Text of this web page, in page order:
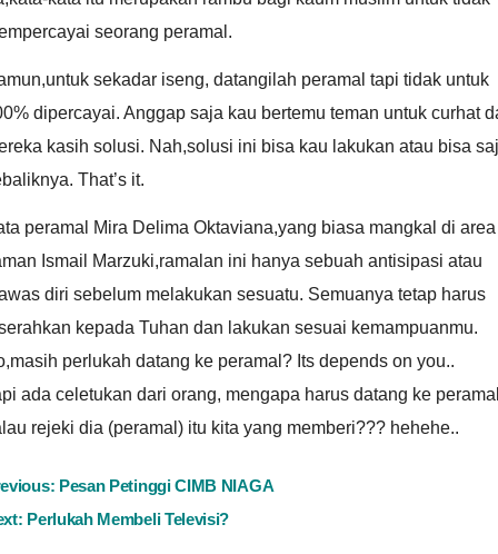
seorang peramal.
sekadar iseng, datangilah peramal tapi tidak untuk
dipercayai. Anggap saja kau bertemu teman untuk curhat
kasih solusi. Nah,solusi ini bisa kau lakukan atau bisa
That’s it.
peramal Mira Delima Oktaviana,yang biasa mangkal di area
Ismail Marzuki,ramalan ini hanya sebuah antisipasi atau
diri sebelum melakukan sesuatu. Semuanya tetap harus
kepada Tuhan dan lakukan sesuai kemampuanmu.
perlukah datang ke peramal? Its depends on you..
ada celetukan dari orang, mengapa harus datang ke
rejeki dia (peramal) itu kita yang memberi??? hehehe..
Pesan Petinggi CIMB NIAGA
Perlukah Membeli Televisi?